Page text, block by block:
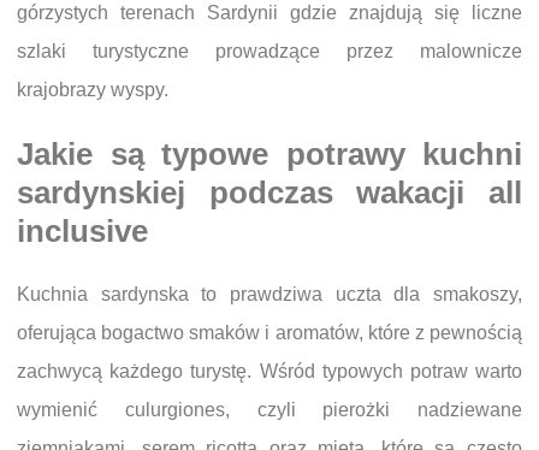
górzystych terenach Sardynii gdzie znajdują się liczne
szlaki turystyczne prowadzące przez malownicze
krajobrazy wyspy.
Jakie są typowe potrawy kuchni
sardynskiej podczas wakacji all
inclusive
Kuchnia sardynska to prawdziwa uczta dla smakoszy,
oferująca bogactwo smaków i aromatów, które z pewnością
zachwycą każdego turystę. Wśród typowych potraw warto
wymienić culurgiones, czyli pierożki nadziewane